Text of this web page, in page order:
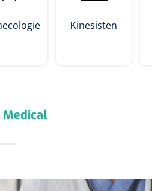
Kinesisten